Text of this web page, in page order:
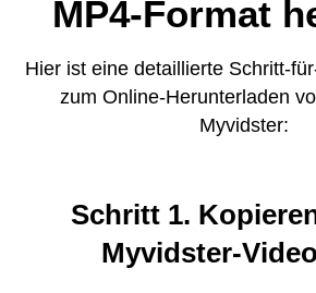
MP4-Format
Hier ist eine detaillierte Schritt-
zum Online-Herunterladen
Myvidster:
Schritt 1.
Myvidster-